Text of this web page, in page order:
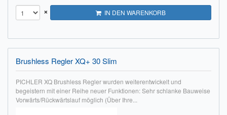
× IN DEN WARENKORB
Brushless Regler XQ+ 30 Slim
PICHLER XQ Brushless Regler wurden weiterentwickelt und
begeistern mit einer Reihe neuer Funktionen: Sehr schlanke Bauweise
Vorwärts/Rückwärtslauf möglich (Über Ihre...